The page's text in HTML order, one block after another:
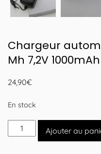
Chargeur
Mh 7,2V
24,90€
En stock
quantité
de
Ajouter au